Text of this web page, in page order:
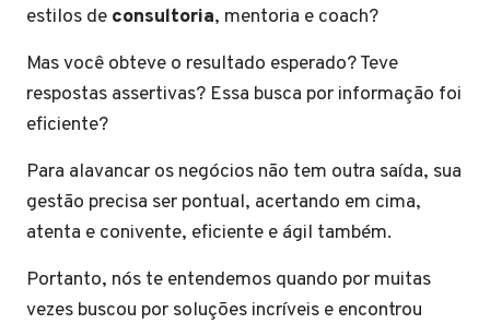
estilos de consultoria, mentoria e coach?
Mas você obteve o resultado esperado? Teve
respostas assertivas? Essa busca por informação foi
eficiente?
Para alavancar os negócios não tem outra saída, sua
gestão precisa ser pontual, acertando em cima,
atenta e conivente, eficiente e ágil também.
Portanto, nós te entendemos quando por muitas
vezes buscou por soluções incríveis e encontrou